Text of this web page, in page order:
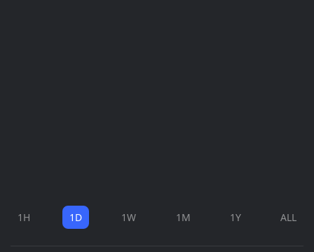
1H 1D 1W 1M 1Y ALL